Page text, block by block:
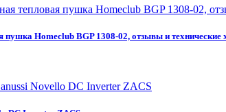
пушка Homeclub BGP 1308-02, отзывы и технические